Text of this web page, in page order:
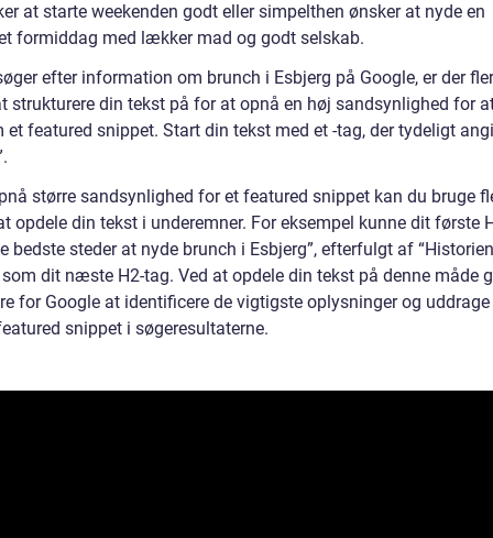
at starte weekenden godt eller simpelthen ønsker at nyde en
formiddag med lækker mad og godt selskab.
efter information om brunch i Esbjerg på Google, er der
strukturere din tekst på for at opnå en høj sandsynlighed for
et featured snippet. Start din tekst med et -tag, der tydeligt
større sandsynlighed for et featured snippet kan du bruge
opdele din tekst i underemner. For eksempel kunne dit første
bedste steder at nyde brunch i Esbjerg”, efterfulgt af
som dit næste H2-tag. Ved at opdele din tekst på denne måde
for Google at identificere de vigtigste oplysninger og
snippet i søgeresultaterne.